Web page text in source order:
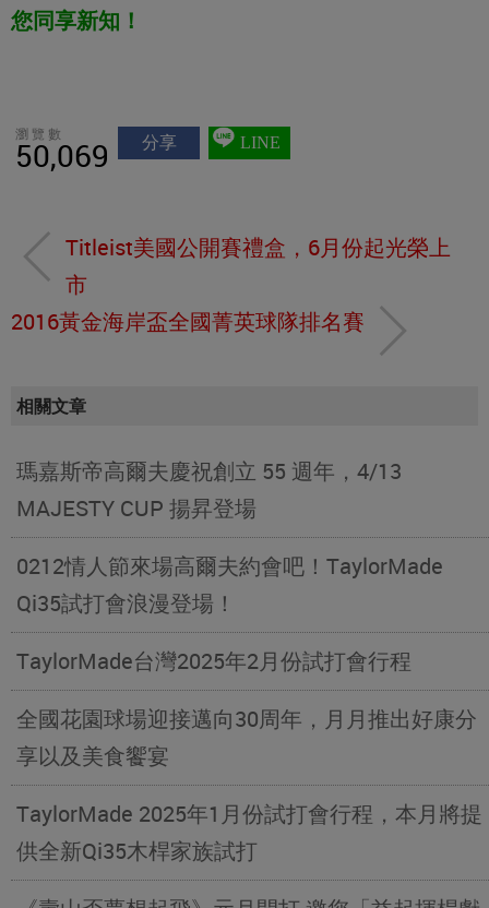
您同享新知！
瀏覽數
50,069 分享 LINE
Titleist美國公開賽禮盒，6月份起光榮上
市
2016黃金海岸盃全國菁英球隊排名賽
相關文章
瑪嘉斯帝高爾夫慶祝創立 55 週年，4/13
MAJESTY CUP 揚昇登場
0212情人節來場高爾夫約會吧！TaylorMade
Qi35試打會浪漫登場！
TaylorMade台灣2025年2月份試打會行程
全國花園球場迎接邁向30周年，月月推出好康分
享以及美食饗宴
TaylorMade 2025年1月份試打會行程，本月將提
供全新Qi35木桿家族試打